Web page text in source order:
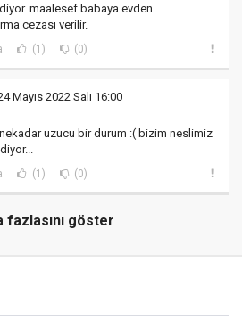
maalesef babaya evden
cezası verilir.
(1) (0)
Mayıs 2022 Salı 16:00
uzucu bir durum :( bizim neslimiz
(1) (0)
fazlasını göster